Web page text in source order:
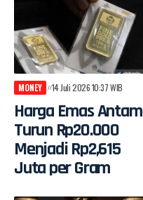
MONEY 14 Juli 2026 10:37 WIB
Harga Emas Antam
Turun Rp20.000
Menjadi Rp2,615
Juta per Gram